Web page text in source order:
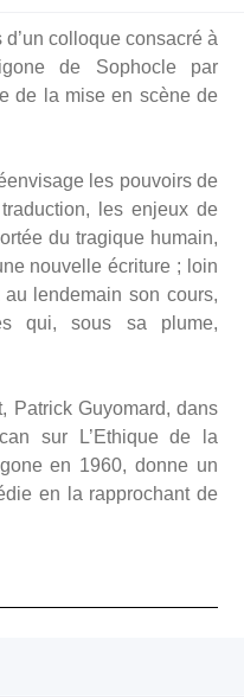
colloque consacré à
de Sophocle par
de la mise en scène de
les pouvoirs de
les enjeux de
du tragique humain,
nouvelle écriture ; loin
lendemain son cours,
qui, sous sa plume,
Patrick Guyomard, dans
sur L’Ethique de la
en 1960, donne un
en la rapprochant de